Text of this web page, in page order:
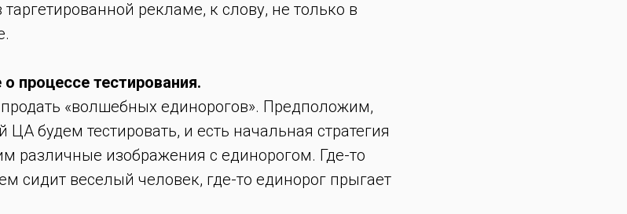
таргетированной рекламе, к слову, не только в
процессе тестирования.
«волшебных единорогов». Предположим,
будем тестировать, и есть начальная стратегия
различные изображения с единорогом. Где-то
сидит веселый человек, где-то единорог прыгает